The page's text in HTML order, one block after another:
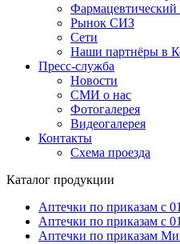
Рынок СИЗ
Сети
Наши партнёры в
Пресс-служба
Новости
СМИ о нас
Фотогалерея
Видеогалерея
Контакты
Схема проезда
Каталог продукции
Аптечки по приказам с
Аптечки по приказам с
Аптечки по приказам